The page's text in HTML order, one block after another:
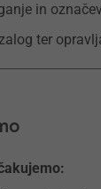
in
ter